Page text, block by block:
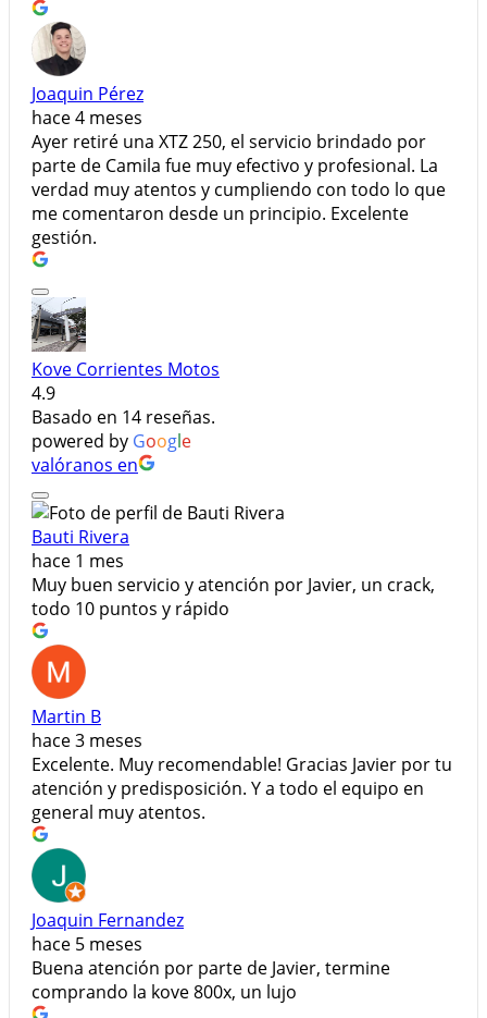
Joaquin Pérez
hace 4 meses
Ayer retiré una XTZ 250, el servicio brindado por
parte de Camila fue muy efectivo y profesional. La
verdad muy atentos y cumpliendo con todo lo que
me comentaron desde un principio. Excelente
gestión.
Kove Corrientes Motos
4.9
Basado en 14 reseñas.
powered by Google
valóranos en
Bauti Rivera
hace 1 mes
Muy buen servicio y atención por Javier, un crack,
todo 10 puntos y rápido
Martin B
hace 3 meses
Excelente. Muy recomendable! Gracias Javier por tu
atención y predisposición. Y a todo el equipo en
general muy atentos.
Joaquin Fernandez
hace 5 meses
Buena atención por parte de Javier, termine
comprando la kove 800x, un lujo